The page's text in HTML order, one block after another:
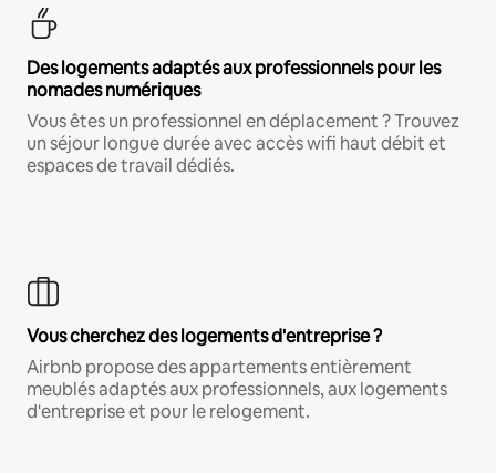
Des logements adaptés aux professionnels pour les
nomades numériques
Vous êtes un professionnel en déplacement ? Trouvez
un séjour longue durée avec accès wifi haut débit et
espaces de travail dédiés.
Vous cherchez des logements d'entreprise ?
Airbnb propose des appartements entièrement
meublés adaptés aux professionnels, aux logements
d'entreprise et pour le relogement.